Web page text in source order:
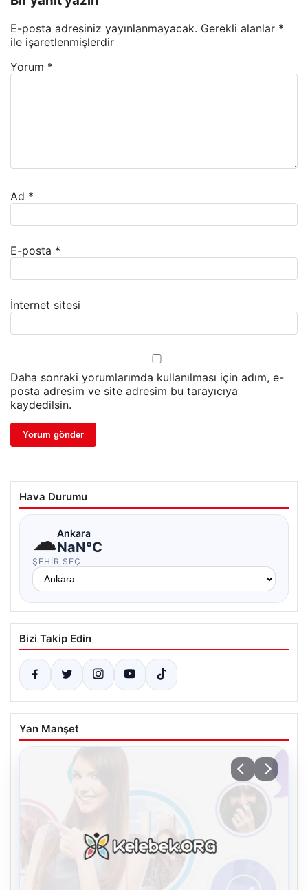
E-posta adresiniz yayınlanmayacak. Gerekli alanlar *
ile işaretlenmişlerdir
Yorum *
Ad *
E-posta *
İnternet sitesi
Daha sonraki yorumlarımda kullanılması için adım, e-
posta adresim ve site adresim bu tarayıcıya
kaydedilsin.
Hava Durumu
☁Ankara
NaN°C
ŞEHIR SEÇ
Bizi Takip Edin
Yan Manşet